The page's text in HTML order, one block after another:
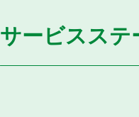
サービスステ